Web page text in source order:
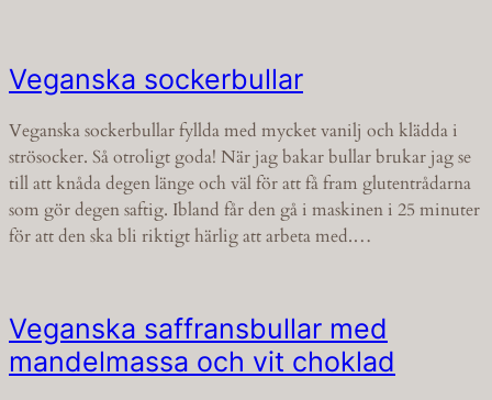
Veganska sockerbullar
Veganska sockerbullar fyllda med mycket vanilj och klädda i
strösocker. Så otroligt goda! När jag bakar bullar brukar jag se
till att knåda degen länge och väl för att få fram glutentrådarna
som gör degen saftig. Ibland får den gå i maskinen i 25 minuter
för att den ska bli riktigt härlig att arbeta med.…
Veganska saffransbullar med
mandelmassa och vit choklad